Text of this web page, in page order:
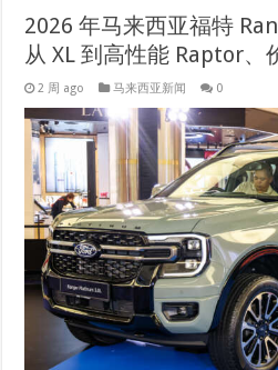
2026 年马来西亚福特
从 XL 到高性能 Raptor、
2 周 ago 马来西亚新闻 0